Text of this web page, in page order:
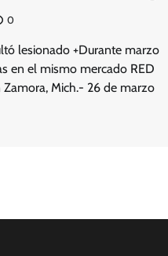
0
lesionado +Durante marzo
en el mismo mercado RED
Zamora, Mich.- 26 de marzo